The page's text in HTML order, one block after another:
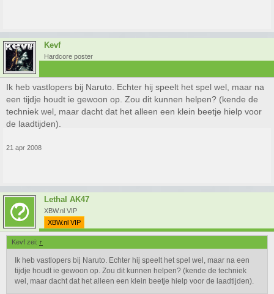
Kevf
Hardcore poster
Ik heb vastlopers bij Naruto. Echter hij speelt het spel wel, maar na
een tijdje houdt ie gewoon op. Zou dit kunnen helpen? (kende de
techniek wel, maar dacht dat het alleen een klein beetje hielp voor
de laadtijden).
21 apr 2008
Lethal AK47
XBW.nl VIP
XBW.nl VIP
Kevf zei: ↑
Ik heb vastlopers bij Naruto. Echter hij speelt het spel wel, maar na een
tijdje houdt ie gewoon op. Zou dit kunnen helpen? (kende de techniek
wel, maar dacht dat het alleen een klein beetje hielp voor de laadtijden).